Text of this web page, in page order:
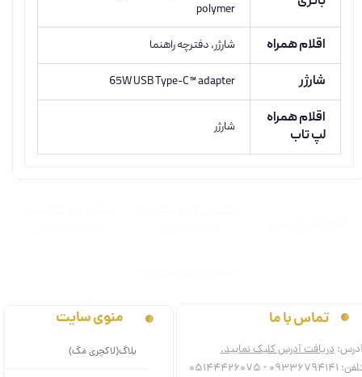
polymer
اقلام همراه شارژر، دفترچه راهنما
شارژر 65W USB Type-C™ adapter
اقلام همراه
لپ تاب
شارژر
منوی سایت
بلاگ(لاکچری مَگ)
تماس با ما
دریافت آدرس کلیک نمایید.
09336794141 - 05144426075